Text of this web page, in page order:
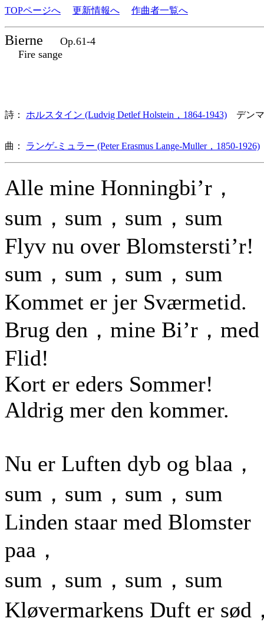
TOPページへ 更新情報へ 作曲者一覧へ
Bierne
Op.61-4
Fire sange
詩： ホルスタイン (Ludvig Detlef Holstein，1864-1943) デン
曲： ランゲ-ミュラー (Peter Erasmus Lange-Muller，1850-1926)
Alle mine Honningbi’r，
sum，sum，sum，sum
Flyv nu over Blomstersti’r!
sum，sum，sum，sum
Kommet er jer Sværmetid.
Brug den，mine Bi’r，med
Flid!
Kort er eders Sommer!
Aldrig mer den kommer.
Nu er Luften dyb og blaa，
sum，sum，sum，sum
Linden staar med Blomster
paa，
sum，sum，sum，sum
Kløvermarkens Duft er sød